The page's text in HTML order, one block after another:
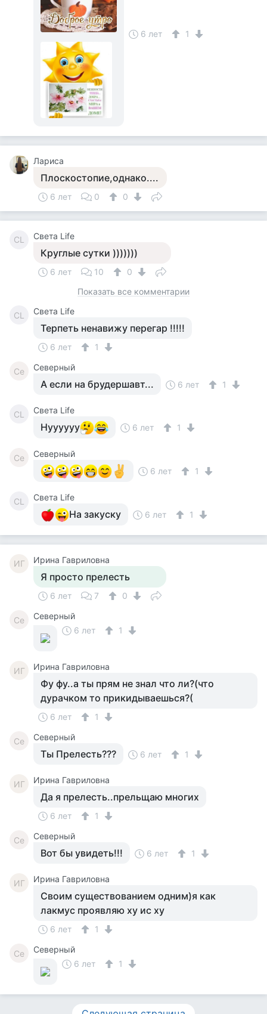
6 лет 1
Лариса
Плоскостопие,однако....
6 лет 0 0
СL Света Life
Круглые сутки )))))))
6 лет 10
0
Показать все комментарии
СL Света Life
Терпеть ненавижу перегар !!!!!
6 лет 1
Се Северный
А если на брудершавт... 6 лет 1
СL Света Life
Нуууууу 6 лет 1
Се
Северный
6 лет
1
СL Света Life
На закуску 6 лет 1
ИГ Ирина Гавриловна
Я просто прелесть
6 лет 7 0
Се
Северный
6 лет
1
ИГ Ирина Гавриловна
Фу фу..а ты прям не знал что ли?(что
дурачком то прикидываешься?(
6 лет 1
Се Северный
Ты Прелесть??? 6 лет 1
ИГ Ирина Гавриловна
Да я прелесть..прельщаю многих
6 лет 1
Се Северный
Вот бы увидеть!!! 6 лет 1
ИГ Ирина Гавриловна
Своим существованием одним)я как
лакмус проявляю ху ис ху
6 лет 1
Се
Северный
6 лет
1